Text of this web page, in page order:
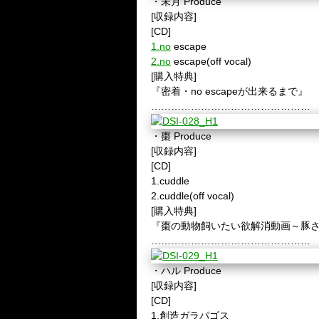
[収録内容]
[CD]
1.no escape
2.no escape(off vocal)
[購入特典]
『密着・ no escapeが出来るまで』
・棗Produce
[収録内容]
[CD]
1.cuddle
2.cuddle(off vocal)
[購入特典]
『棗の動物飼いたい欲解消動画～豚
・ハルProduce
[収録内容]
[CD]
1. 創造ガラパゴス